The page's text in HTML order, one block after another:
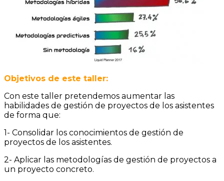
Objetivos de este taller:
Con este taller pretendemos aumentar las
habilidades de gestión de proyectos de los asistentes
de forma que:
1- Consolidar los conocimientos de gestión de
proyectos de los asistentes.
2- Aplicar las metodologías de gestión de proyectos a
un proyecto concreto.